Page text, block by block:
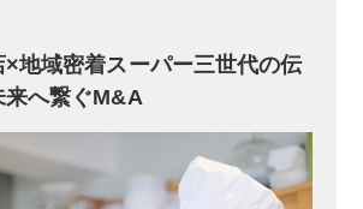
地域密着スーパー三世代の伝
へ繋ぐM&A